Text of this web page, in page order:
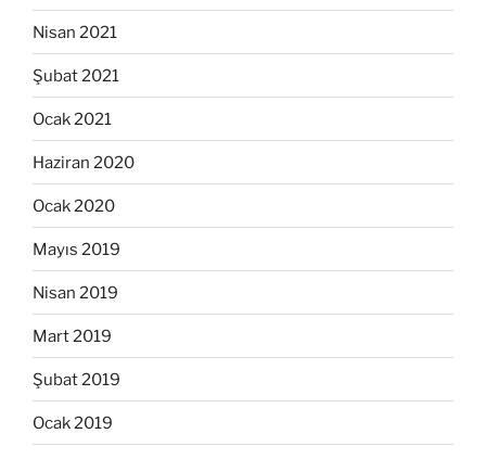
Nisan 2021
Şubat 2021
Ocak 2021
Haziran 2020
Ocak 2020
Mayıs 2019
Nisan 2019
Mart 2019
Şubat 2019
Ocak 2019